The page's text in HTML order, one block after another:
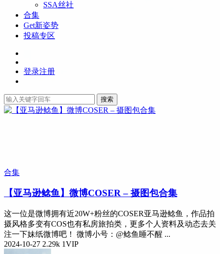
SSA丝社
合集
Get新姿势
投稿专区
登录注册
搜索
合集
【亚马逊鲶鱼】微博COSER – 摄图包合集
这一位是微博拥有近20W+粉丝的COSER亚马逊鲶鱼，作品拍
摄风格多变有COS也有私房旅拍类，更多个人资料及动态去关
注一下妹纸微博吧！ 微博小号：@鲶鱼睡不醒 ...
2024-10-27 2.29k 1VIP